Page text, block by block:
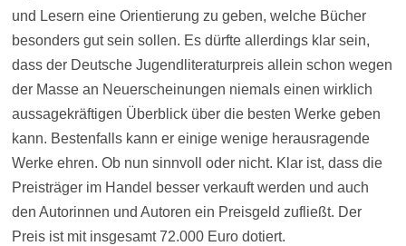
und Lesern eine Orientierung zu geben, welche Bücher
besonders gut sein sollen. Es dürfte allerdings klar sein,
dass der Deutsche Jugendliteraturpreis allein schon wegen
der Masse an Neuerscheinungen niemals einen wirklich
aussagekräftigen Überblick über die besten Werke geben
kann. Bestenfalls kann er einige wenige herausragende
Werke ehren. Ob nun sinnvoll oder nicht. Klar ist, dass die
Preisträger im Handel besser verkauft werden und auch
den Autorinnen und Autoren ein Preisgeld zufließt. Der
Preis ist mit insgesamt 72.000 Euro dotiert.